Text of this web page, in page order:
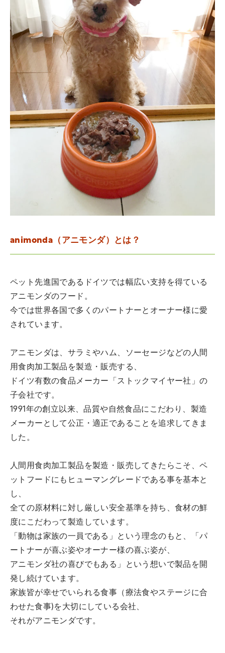
animonda（アニモンダ）とは？
ペット先進国であるドイツでは幅広い支持を得ている
アニモンダのフード。
今では世界各国で多くのパートナーとオーナー様に愛
されています。
アニモンダは、サラミやハム、ソーセージなどの人間
用食肉加工製品を製造・販売する、
ドイツ有数の食品メーカー「ストックマイヤー社」の
子会社です。
1991年の創立以来、品質や自然食品にこだわり、製造
メーカーとして公正・適正であることを追求してきま
した。
人間用食肉加工製品を製造・販売してきたらこそ、ペ
ットフードにもヒューマングレードである事を基本と
し、
全ての原材料に対し厳しい安全基準を持ち、食材の鮮
度にこだわって製造しています。
「動物は家族の一員である」という理念のもと、「パ
ートナーが喜ぶ姿やオーナー様の喜ぶ姿が、
アニモンダ社の喜びでもある」という想いで製品を開
発し続けています。
家族皆が幸せでいられる食事（療法食やステージに合
わせた食事)を大切にしている会社、
それがアニモンダです。